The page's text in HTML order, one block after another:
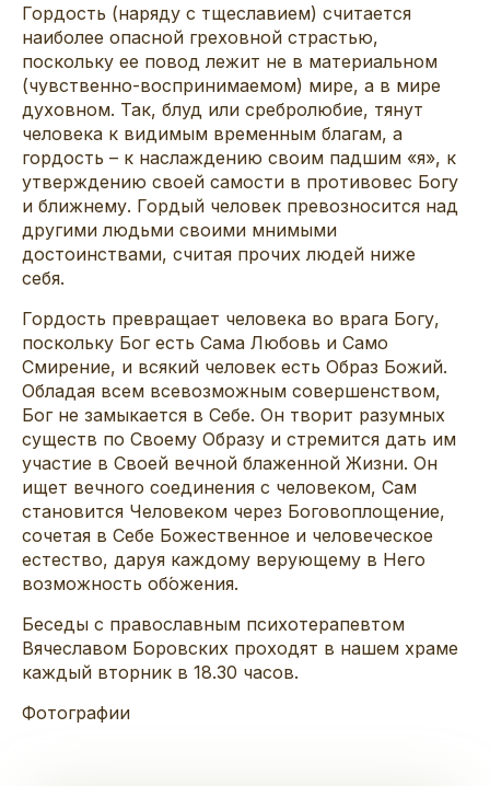
Гордость (наряду с тщеславием) считается
наиболее опасной греховной страстью,
поскольку ее повод лежит не в материальном
(чувственно-воспринимаемом) мире, а в мире
духовном. Так, блуд или сребролюбие, тянут
человека к видимым временным благам, а
гордость – к наслаждению своим падшим «я», к
утверждению своей самости в противовес Богу
и ближнему. Гордый человек превозносится над
другими людьми своими мнимыми
достоинствами, считая прочих людей ниже
себя.
Гордость превращает человека во врага Богу,
поскольку Бог есть Сама Любовь и Само
Смирение, и всякий человек есть Образ Божий.
Обладая всем всевозможным совершенством,
Бог не замыкается в Себе. Он творит разумных
существ по Своему Образу и стремится дать им
участие в Своей вечной блаженной Жизни. Он
ищет вечного соединения с человеком, Сам
становится Человеком через Боговоплощение,
сочетая в Себе Божественное и человеческое
естество, даруя каждому верующему в Него
возможность об́ожения.
Беседы с православным психотерапевтом
Вячеславом Боровских проходят в нашем храме
каждый вторник в 18.30 часов.
Фотографии